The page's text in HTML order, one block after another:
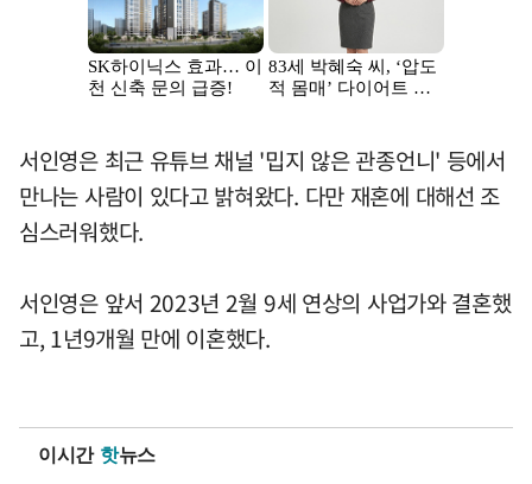
서인영은 최근 유튜브 채널 '밉지 않은 관종언니' 등에서
만나는 사람이 있다고 밝혀왔다. 다만 재혼에 대해선 조
심스러워했다.
서인영은 앞서 2023년 2월 9세 연상의 사업가와 결혼했
고, 1년9개월 만에 이혼했다.
이시간 핫뉴스